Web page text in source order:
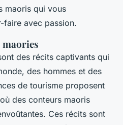
maoris qui vous
faire avec passion.
maories
des récits captivants qui
des hommes et des
de tourisme proposent
des conteurs maoris
Ces récits sont